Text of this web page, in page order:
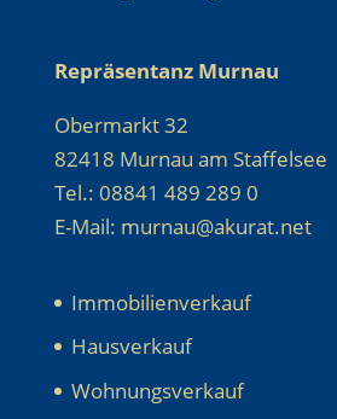
Repräsentanz Murnau
Obermarkt 32
82418 Murnau am Staffelsee
Tel.: 08841 489 289 0
E-Mail: murnau@akurat.net
Immobilienverkauf
Hausverkauf
Wohnungsverkauf